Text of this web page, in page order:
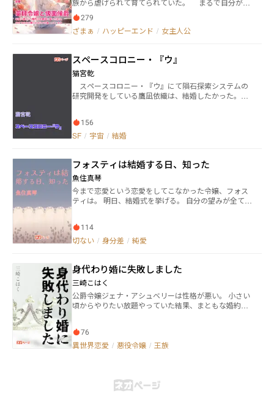
族から虐げられて育てられていた。 まるで自分がこ
の家の長女だとばかりに横柄に振る舞う、継母の連れ
子でビオラの妹フルート。 フルートを甘やかし、ビ
オラには些細なことでも暴力を振るう実父、デミヌエ
には、亡き母の手記で知った薬作りだけが唯一の心の
拠り所だった。 そんな中、ビオラは突然【仮面侯
爵】と悪名高いグラーベ侯爵の元へ嫁ぐことのなった
のだが…… 「ビオラ？ 仮面侯爵にお会い出来たら、
ぜひ仮面の中がどうだったのか教えてちょうだいね。
は見てみたいわぁ。あ、でも、触れてしまったら移る
んでしょう？ おお、怖い。あははははは」 フルー
トの嘲りの言葉を受けながら、向かったグラーベ侯爵
279
ざまぁ / ハッピーエンド / 女主人公
スペースコロニー・『ウ』
猫宮乾
スペースコロニー・『ウ』にて隕石探索システムの
研究開発をしている鷹凪依織は、結婚したかった。愛
のタチを求めており、降矢はそれにばっちり合致して
いるかと思って結婚したのだが……現実は厳しかっ
156
SF / 宇宙 / 結婚
フォスティは結婚する日、知った
魚住真琴
今まで恋愛という恋愛をしてこなかった令嬢、フォス
ティは。 明日、結婚式を挙げる。 自分の望みが全て叶
な気持ちとなっていた。 その理由が自分でもわから
ず、フォスティは思い出の場所に腰かけた。 自分の旦
自分の気づかなかった本当の気持ちに
114
切ない / 身分差 / 純愛
身代わり婚に失敗しました
三崎こはく
公爵令嬢ジェナ・アシュベリーは性格が悪い。 小さい
頃からやりたい放題やっていた結果、まともな婚約が
た。「イーサンと結婚するのは絶対に嫌、もっと素敵
な人と結婚するにはどうしたらいいかしら？」 そこで
76
異世界恋愛 / 悪役令嬢 / 王族